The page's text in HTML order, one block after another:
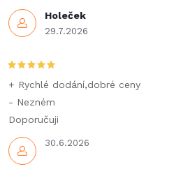
r
k
y
v
ý
Holeček
29.7.2026
30.6.2026
+ Rychlé dodání,dobré ceny
- Nezném
Doporučuji